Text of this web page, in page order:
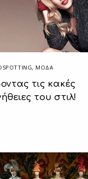
, ΜΟΔΑ
τις κακές
του στιλ!